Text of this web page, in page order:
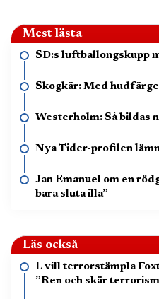
Mest lästa
SD:s luftballongskupp
Skogkär: Med
Westerholm: Så bildas
Nya Tider-profilen
Jan Emanuel om en
bara sluta illa”
Läs också
L vill terrorstämpla
”Ren och skär